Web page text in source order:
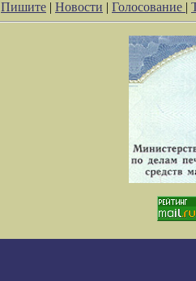
Пишите | Новости | Голосование |